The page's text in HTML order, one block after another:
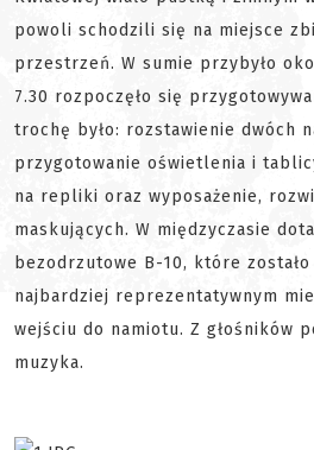
powoli schodzili się na miejsce
przestrzeń. W sumie przybyło
7.30 rozpoczęło się
trochę było: rozstawienie dwóch
przygotowanie oświetlenia i
na repliki oraz wyposażenie,
maskujących. W międzyczasie
bezodrzutowe B-10, które
najbardziej reprezentatywnym
wejściu do namiotu. Z głośników
muzyka.